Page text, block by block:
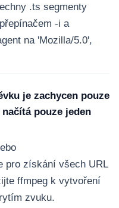
.ts segmenty
-i a
na 'Mozilla/5.0',
je zachycen pouze
pouze jeden
pro získání všech URL
ffmpeg k vytvoření
zvuku.